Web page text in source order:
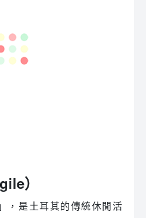
）
，是土耳其的傳統休閒活